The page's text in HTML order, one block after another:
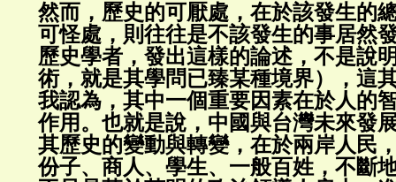
然而，歷史的可厭處，在於該發生的
可怪處，則往往是不該發生的事居然
歷史學者，發出這樣的論述，不是說
術，就是其學問已臻某種境界），這
我認為，其中一個重要因素在於人的
作用。也就是說，中國與台灣未來發
其歷史的變動與轉變，在於兩岸人民
份子、商人、學生、一般百姓，不斷